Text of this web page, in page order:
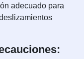
adecuado para